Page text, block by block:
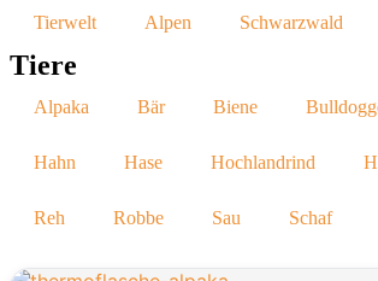
Tierwelt Alpen Schwarzwald
Tiere
Alpaka Bär Biene
Hahn Hase Hochlandrind
Reh Robbe Sau Schaf